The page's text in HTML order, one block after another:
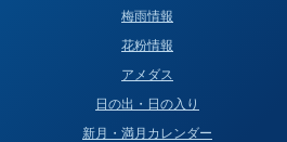
梅雨情報
花粉情報
アメダス
日の出・日の入り
新月・満月カレンダー